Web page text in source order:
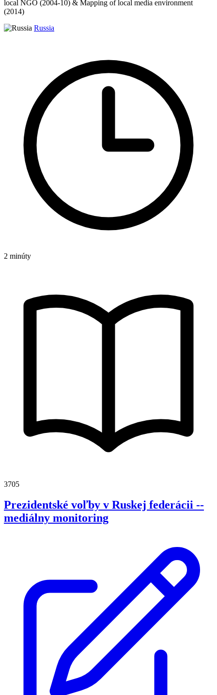
local NGO (2004-10) & Mapping of local media environment
(2014)
Russia
2 minúty
3705
Prezidentské voľby v Ruskej federácii --
mediálny monitoring